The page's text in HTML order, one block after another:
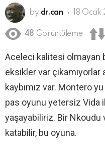
by dr.can 18
48 Görüntüleme
Aceleci kalitesi olmayan
eksikler var
kaybımız var. Montero
pas oyunu yetersiz Vida
yaşayabiliriz. Bir Nkoudu
katabilir, bu oyuna.